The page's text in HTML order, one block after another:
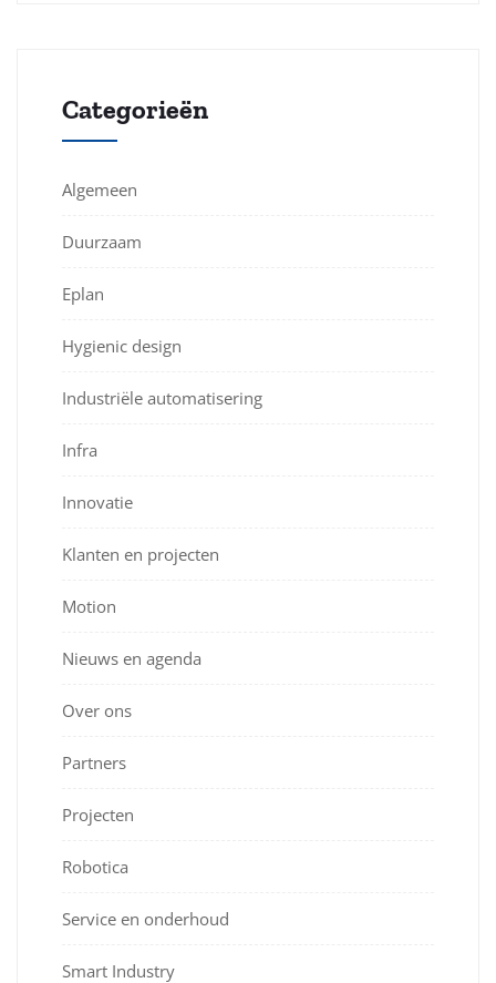
Categorieën
Algemeen
Duurzaam
Eplan
Hygienic design
Industriële automatisering
Infra
Innovatie
Klanten en projecten
Motion
Nieuws en agenda
Over ons
Partners
Projecten
Robotica
Service en onderhoud
Smart Industry